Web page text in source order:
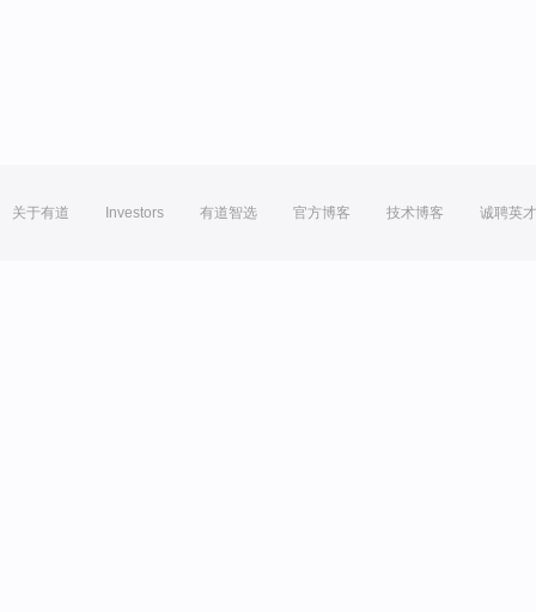
关于有道 Investors 有道智选 官方博客 技术博客 诚聘英才